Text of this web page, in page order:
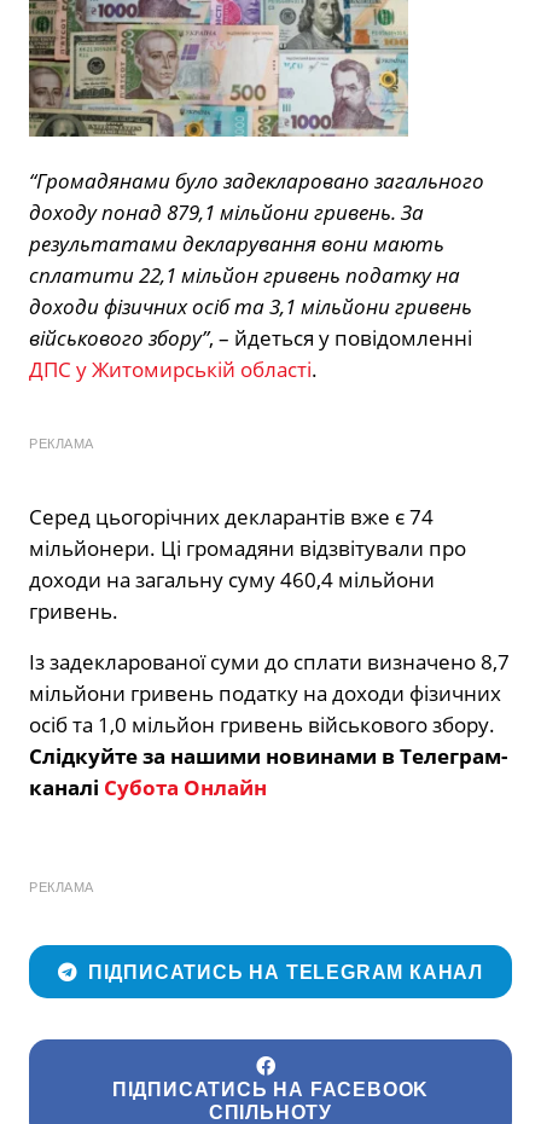
“Громадянами було задекларовано загального
доходу понад 879,1 мільйони гривень. За
результатами декларування вони мають
сплатити 22,1 мільйон гривень податку на
доходи фізичних осіб та 3,1 мільйони гривень
військового збору”, – йдеться у повідомленні
ДПС у Житомирській області.
РЕКЛАМА
Серед цьогорічних декларантів вже є 74
мільйонери. Ці громадяни відзвітували про
доходи на загальну суму 460,4 мільйони
гривень.
Із задекларованої суми до сплати визначено 8,7
мільйони гривень податку на доходи фізичних
осіб та 1,0 мільйон гривень військового збору.
Слідкуйте за нашими новинами в Телеграм-
каналі Субота Онлайн
РЕКЛАМА
ПІДПИСАТИСЬ НА TELEGRAM КАНАЛ
ПІДПИСАТИСЬ НА FACEBOOK
СПІЛЬНОТУ